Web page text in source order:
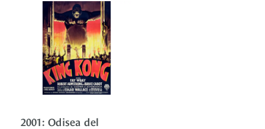
2001: Odisea del